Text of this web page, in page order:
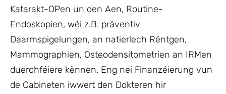
Katarakt-OPen un den Aen, Routine-
Endoskopien, wéi z.B. präventiv
Daarmspigelungen, an natierlech Rëntgen,
Mammographien, Osteodensitometrien an IRMen
duerchféiere kënnen. Eng nei Finanzéierung vun
de Cabineten iwwert den Dokteren hir